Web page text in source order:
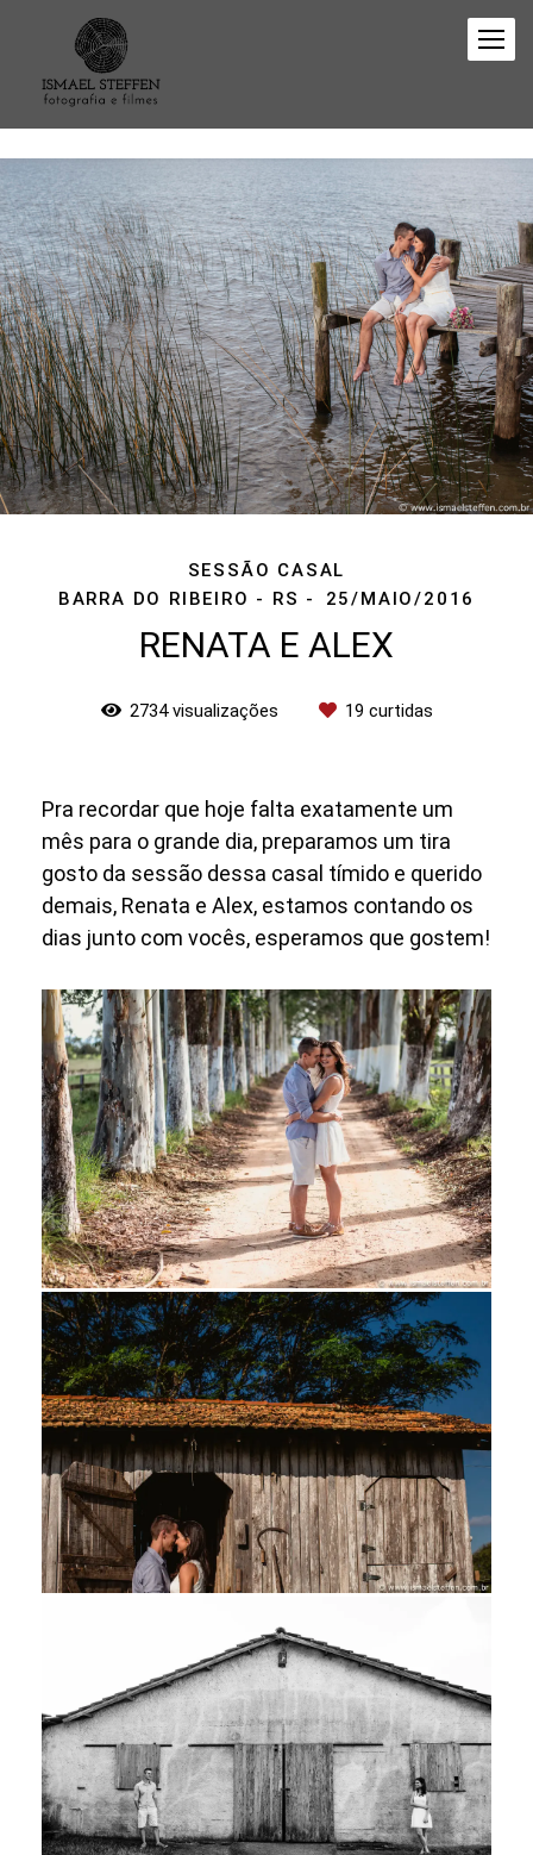
SESSÃO CASAL
BARRA DO RIBEIRO - RS
25/MAIO/2016
RENATA E ALEX
2734visualizações 19 curtidas
Pra recordar que hoje falta exatamente um
mês para o grande dia, preparamos um tira
gosto da sessão dessa casal tímido e querido
demais, Renata e Alex, estamos contando os
dias junto com vocês, esperamos que gostem!